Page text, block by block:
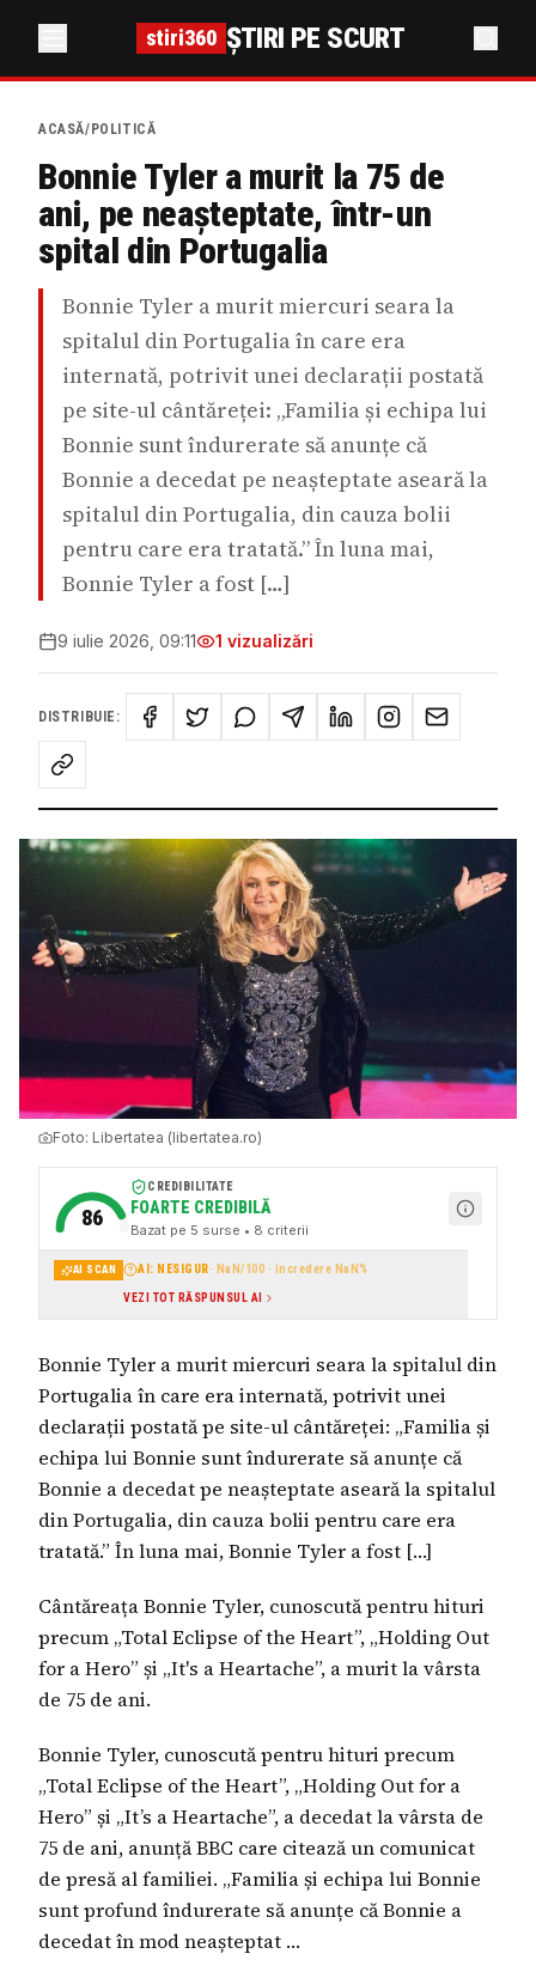
stiri360 ȘTIRI PE SCURT
ACASĂ/ POLITICĂ
Bonnie Tyler a murit la 75 de
ani, pe neașteptate, într-un
spital din Portugalia
Bonnie Tyler a murit miercuri seara la
spitalul din Portugalia în care era
internată, potrivit unei declarații postată
pe site-ul cântăreței: „Familia și echipa lui
Bonnie sunt îndurerate să anunțe că
Bonnie a decedat pe neașteptate aseară la
spitalul din Portugalia, din cauza bolii
pentru care era tratată.” În luna mai,
Bonnie Tyler a fost […]
9 iulie 2026, 09:11 1 vizualizări
DISTRIBUIE:
Foto: Libertatea (libertatea.ro)
86
CREDIBILITATE
FOARTE CREDIBILĂ
Bazat pe 5 surse • 8 criterii
AI SCAN AI: NESIGUR· NaN/100 · încredere NaN%
VEZI TOT RĂSPUNSUL AI
Bonnie Tyler a murit miercuri seara la spitalul din
Portugalia în care era internată, potrivit unei
declarații postată pe site-ul cântăreței: „Familia și
echipa lui Bonnie sunt îndurerate să anunțe că
Bonnie a decedat pe neașteptate aseară la spitalul
din Portugalia, din cauza bolii pentru care era
tratată.” În luna mai, Bonnie Tyler a fost […]
Cântăreața Bonnie Tyler, cunoscută pentru hituri
precum „Total Eclipse of the Heart”, „Holding Out
for a Hero” și „It's a Heartache”, a murit la vârsta
de 75 de ani.
Bonnie Tyler, cunoscută pentru hituri precum
„Total Eclipse of the Heart”, „Holding Out for a
Hero” și „It’s a Heartache”, a decedat la vârsta de
75 de ani, anunță BBC care citează un comunicat
de presă al familiei. „Familia și echipa lui Bonnie
sunt profund îndurerate să anunțe că Bonnie a
decedat în mod neașteptat …